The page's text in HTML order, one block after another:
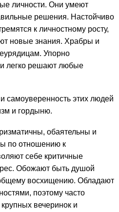
личности. Они умеют
решения. Настойчиво
к личностному росту,
новые знания. Храбры и
Упорно
и легко решают любые
самоуверенность этих людей
и гордыню.
обаятельны и
по отношению к
себе критичные
Обожают быть душой
восхищению. Обладают
поэтому часто
вечеринок и